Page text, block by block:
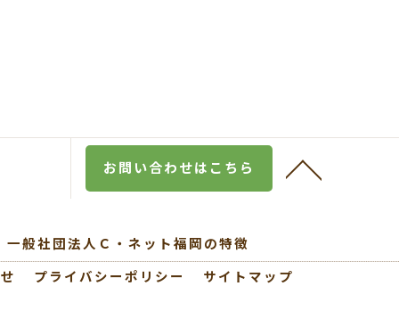
お問い合わせはこちら
一般社団法人Ｃ・ネット福岡の特徴
プライバシーポリシー サイトマップ